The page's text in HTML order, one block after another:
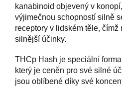
kanabinoid objevený v
výjimečnou schopností silně
receptory v lidském těle,
silnější účinky.
THCp Hash je speciální
který je ceněn pro své silné
jsou oblíbené díky své